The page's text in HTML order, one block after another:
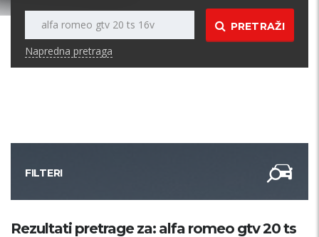
PRETRAŽI
Napredna pretraga
FILTERI
Kategorija
Rezultati pretrage za: alfa romeo gtv 20 ts